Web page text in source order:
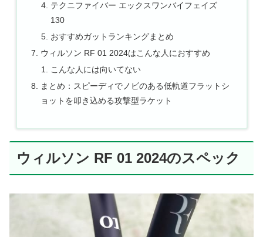
テクニファイバー エックスワンバイフェイズ
130
おすすめガットランキングまとめ
ウィルソン RF 01 2024はこんな人におすすめ
こんな人には向いてない
まとめ：スピーディでノビのある低軌道フラットシ
ョットを叩き込める攻撃型ラケット
ウィルソン RF 01 2024のスペック